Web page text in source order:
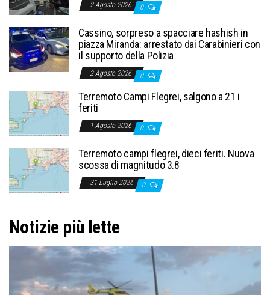
2 Agosto 2026 0
Cassino, sorpreso a spacciare hashish in
piazza Miranda: arrestato dai Carabinieri con
il supporto della Polizia
2 Agosto 2026 0
Terremoto Campi Flegrei, salgono a 21 i
feriti
1 Agosto 2026 0
Terremoto campi flegrei, dieci feriti. Nuova
scossa di magnitudo 3.8
31 Luglio 2026 0
Notizie più lette